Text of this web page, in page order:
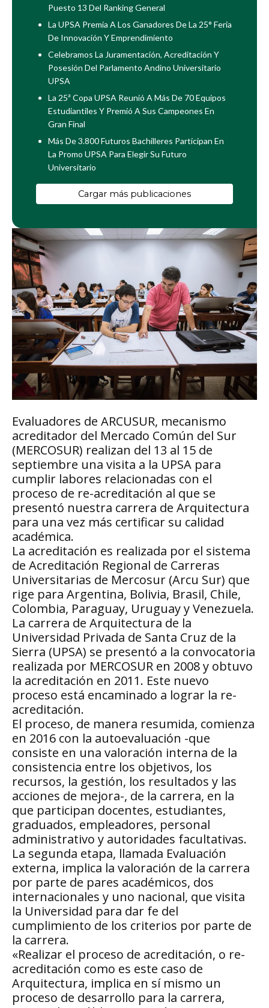
Evaluadores de ARCUSUR, mecanismo
acreditador del Mercado Común del Sur
(MERCOSUR) realizan del 13 al 15 de
septiembre una visita a la UPSA para
cumplir labores relacionadas con el
proceso de re-acreditación al que se
presentó nuestra carrera de Arquitectura
para una vez más certificar su calidad
académica.
La acreditación es realizada por el sistema
de Acreditación Regional de Carreras
Universitarias de Mercosur (Arcu Sur) que
rige para Argentina, Bolivia, Brasil, Chile,
Colombia, Paraguay, Uruguay y Venezuela.
La carrera de Arquitectura de la
Universidad Privada de Santa Cruz de la
Sierra (UPSA) se presentó a la convocatoria
realizada por MERCOSUR en 2008 y obtuvo
la acreditación en 2011. Este nuevo
proceso está encaminado a lograr la re-
acreditación.
El proceso, de manera resumida, comienza
en 2016 con la autoevaluación -que
consiste en una valoración interna de la
consistencia entre los objetivos, los
recursos, la gestión, los resultados y las
acciones de mejora-, de la carrera, en la
que participan docentes, estudiantes,
graduados, empleadores, personal
administrativo y autoridades facultativas.
La segunda etapa, llamada Evaluación
externa, implica la valoración de la carrera
por parte de pares académicos, dos
internacionales y uno nacional, que visita
la Universidad para dar fe del
cumplimiento de los criterios por parte de
la carrera.
«Realizar el proceso de acreditación, o re-
acreditación como es este caso de
Arquitectura, implica en sí mismo un
proceso de desarrollo para la carrera,
Puesto 13 Del Ranking General
La UPSA Premia A Los Ganadores De La 25° Feria
De Innovación Y Emprendimiento
Celebramos La Juramentación, Acreditación Y
Posesión Del Parlamento Andino Universitario
UPSA
La 25ª Copa UPSA Reunió A Más De 70 Equipos
Estudiantiles Y Premió A Sus Campeones En
Gran Final
Más De 3.800 Futuros Bachilleres Participan En
La Promo UPSA Para Elegir Su Futuro
Universitario
Cargar más publicaciones